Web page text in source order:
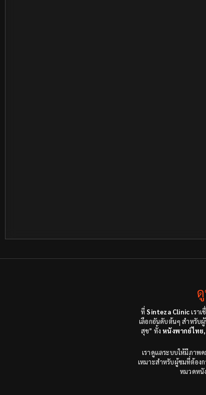
ที่Sinteza Clinicเรา
เลือกอันดับต้นๆ สำหรับ
สุข” ทั้งหนังพากย์ไทย
เราดูแลระบบให้มีภาพ
เหมาะสำหรับผู้ชมที่ต้อง
หมวดหนั